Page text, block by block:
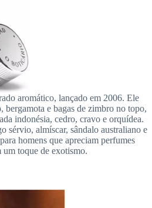
aromático, lançado em 2006. Ele
bergamota e bagas de zimbro no topo,
indonésia, cedro, cravo e orquídea.
sérvio, almíscar, sândalo australiano e
homens que apreciam perfumes
toque de exotismo.